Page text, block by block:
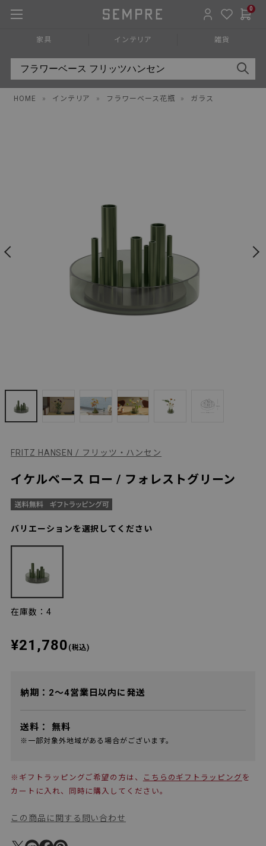
0
家具 インテリア 雑貨
HOME » インテリア » フラワーベース花瓶 » ガラス
FRITZ HANSEN / フリッツ・ハンセン
イケルベース ロー / フォレストグリーン
バリエーションを選択してください
在庫数：4
¥21,780 (税込)
納期：2～4営業日以内に発送
送料： 無料
※一部対象外地域がある場合がございます。
※ギフトラッピングご希望の方は、 こちらのギフトラッピング を
カートに入れ、同時に購入してください。
この商品に関する問い合わせ